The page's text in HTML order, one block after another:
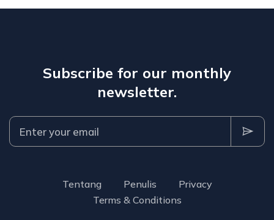
Subscribe for our monthly
newsletter.
Tentang Penulis
Privacy
Terms & Conditions